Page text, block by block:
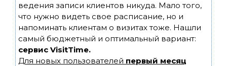
ведения записи клиентов никуда. Мало того,
что нужно видеть свое расписание, но и
напоминать клиентам о визитах тоже. Нашли
самый бюджетный и оптимальный вариант:
сервис VisitTime.
Для новых пользователей первый месяц